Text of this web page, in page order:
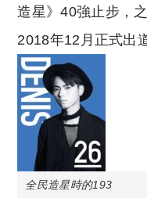
造星》40強止步，
2018年12月正式出
全民造星時的193